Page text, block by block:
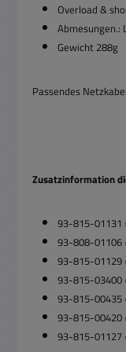
Overload &
Abmesungen.:
Gewicht 288g
Passendes Netzkabel
Zusatzinformation
93-815-01131
93-808-01106
93-815-01129
93-815-03400
93-815-00435
93-815-00420
93-815-01127